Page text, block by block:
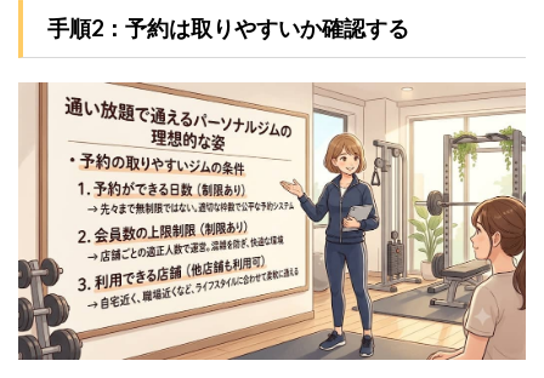
関す
る質
Q1.運
動も
久し
ぶり
な初
心者
でも
大丈
夫で
しょ
手順2：予約は取りやすいか確認する